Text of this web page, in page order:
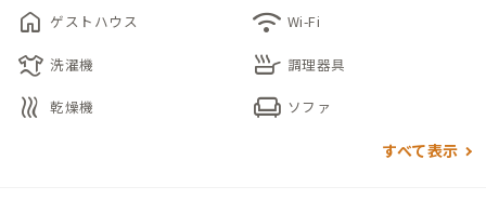
呂、トイレは改装済。調理器具や調理家電が揃ったIH仕様のシ
ステムキッチンは、使いやすく清潔です。吹き抜けから明るい光
が入る開放的なリビングで、住民との交流をお楽しみください。
個室にはゆったりと休めるセミダブルベッドが2台。デスクとチ
ェア、高速の固定光回線を設置しており、お仕事も快適に行えま
home ゲストハウス wifi Wi-Fi
laundry 洗濯機 skillet 調理器具
heat 乾燥機 chair ソファ
すべて表示